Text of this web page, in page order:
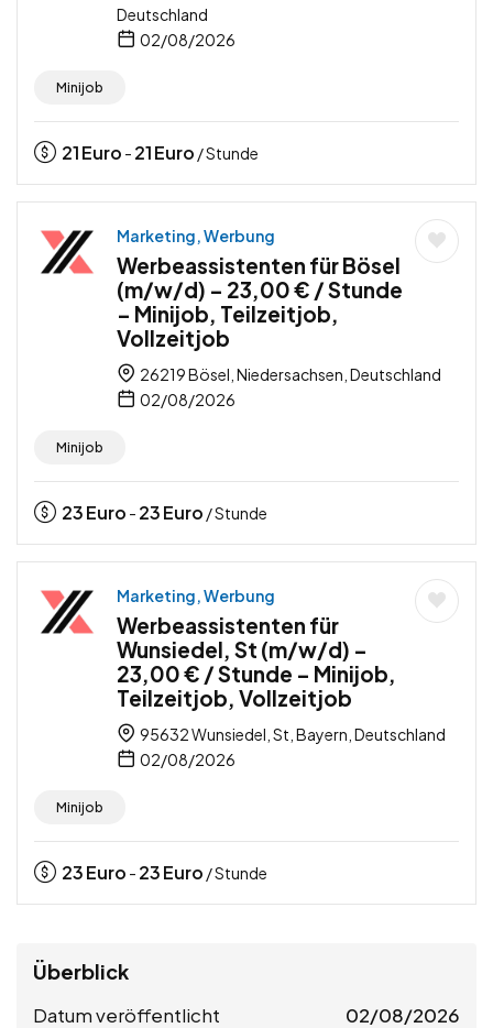
Deutschland
02/08/2026
Minijob
21Euro - 21Euro / Stunde
Marketing, Werbung
Werbeassistenten für Bösel
(m/w/d) – 23,00 € / Stunde
– Minijob, Teilzeitjob,
Vollzeitjob
26219 Bösel, Niedersachsen, Deutschland
02/08/2026
Minijob
23Euro - 23Euro / Stunde
Marketing, Werbung
Werbeassistenten für
Wunsiedel, St (m/w/d) –
23,00 € / Stunde – Minijob,
Teilzeitjob, Vollzeitjob
95632 Wunsiedel, St, Bayern, Deutschland
02/08/2026
Minijob
23Euro - 23Euro / Stunde
Überblick
Datum veröffentlicht 02/08/2026